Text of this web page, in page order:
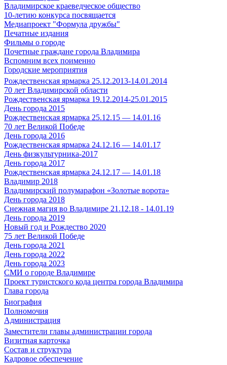
Владимирское краеведческое общество
10-летию конкурса посвящается
Медиапроект "Формула дружбы"
Печатные издания
Фильмы о городе
Почетные граждане города Владимира
Вспомним всех поименно
Городские мероприятия
Рождественская ярмарка 25.12.2013-14.01.2014
70 лет Владимирской области
Рождественская ярмарка 19.12.2014-25.01.2015
День города 2015
Рождественская ярмарка 25.12.15 — 14.01.16
70 лет Великой Победе
День города 2016
Рождественская ярмарка 24.12.16 — 14.01.17
День физкультурника-2017
День города 2017
Рождественская ярмарка 24.12.17 — 14.01.18
Владимир 2018
Владимирский полумарафон «Золотые ворота»
День города 2018
Снежная магия во Владимире 21.12.18 - 14.01.19
День города 2019
Новый год и Рождество 2020
75 лет Великой Победе
День города 2021
День города 2022
День города 2023
СМИ о городе Владимире
Проект туристского кода центра города Владимира
Глава города
Биография
Полномочия
Администрация
Заместители главы администрации города
Визитная карточка
Состав и структура
Кадровое обеспечение